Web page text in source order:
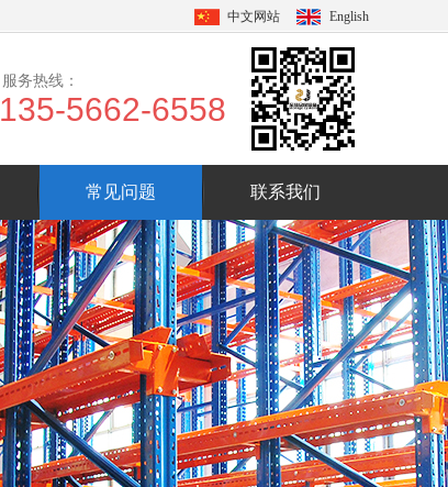
中文网站 English
服务热线：
135-5662-6558
常见问题 联系我们